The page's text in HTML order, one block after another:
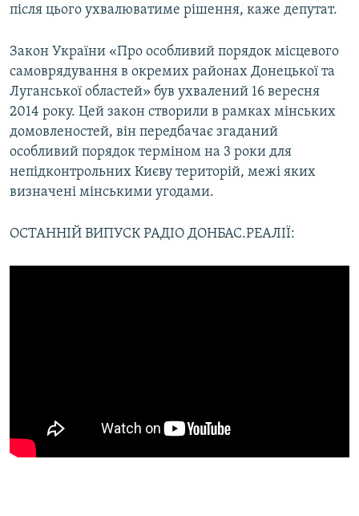
після цього ухвалюватиме рішення, каже депутат.
Закон України «Про особливий порядок місцевого
самоврядування в окремих районах Донецької та
Луганської областей» був ухвалений 16 вересня
2014 року. Цей закон створили в рамках мінських
домовленостей, він передбачає згаданий
особливий порядок терміном на 3 роки для
непідконтрольних Києву територій, межі яких
визначені мінськими угодами.
ОСТАННІЙ ВИПУСК РАДІО ДОНБАС.РЕАЛІЇ: